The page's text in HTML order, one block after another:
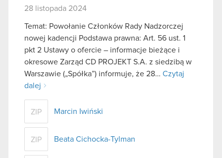
28 listopada 2024
Temat: Powołanie Członków Rady Nadzorczej
nowej kadencji Podstawa prawna: Art. 56 ust. 1
pkt 2 Ustawy o ofercie – informacje bieżące i
okresowe Zarząd CD PROJEKT S.A. z siedzibą w
Warszawie („Spółka”) informuje, że 28… Czytaj
dalej
ZIP Marcin Iwiński
ZIP Beata Cichocka-Tylman